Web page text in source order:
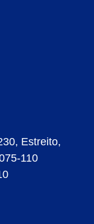
Estreito,
110